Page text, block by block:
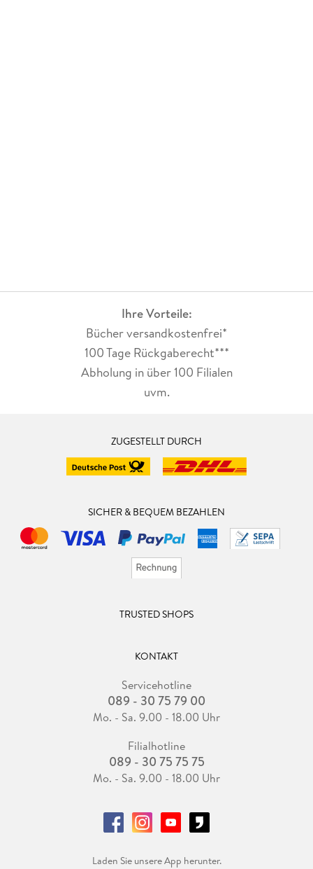
Ihre Vorteile:
Bücher versandkostenfrei*
100 Tage Rückgaberecht***
Abholung in über 100 Filialen
uvm.
ZUGESTELLT DURCH
SICHER & BEQUEM BEZAHLEN
TRUSTED SHOPS
KONTAKT
Servicehotline
089 - 30 75 79 00
Mo. - Sa. 9.00 - 18.00 Uhr
Filialhotline
089 - 30 75 75 75
Mo. - Sa. 9.00 - 18.00 Uhr
Laden Sie unsere App herunter.